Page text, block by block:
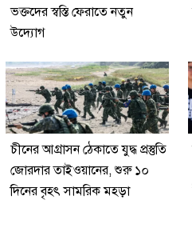
ভক্তদের স্বস্তি ফেরাতে নতুন
উদ্যোগ
চীনের আগ্রাসন ঠেকাতে যুদ্ধ প্রস্তুতি
জোরদার তাইওয়ানের, শুরু ১০
দিনের বৃহৎ সামরিক মহড়া